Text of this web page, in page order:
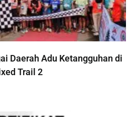
Daerah Adu Ketangguhan di
Trail 2